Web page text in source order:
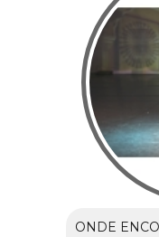
ONDE